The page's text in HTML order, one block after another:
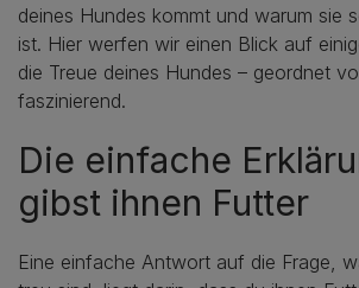
deines Hundes kommt und warum sie
ist. Hier werfen wir einen Blick auf
die Treue deines Hundes – geordnet
faszinierend.
Die einfache
gibst ihnen Futter
Eine einfache Antwort auf die Frage,